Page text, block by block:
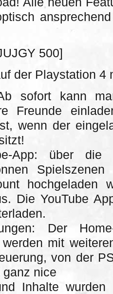
500]
der Playstation 4
sofort kann
Freunde
wenn der
App: über die
hochgeladen
Die YouTube
Der
mit
von der
ganz nice
Inhalte